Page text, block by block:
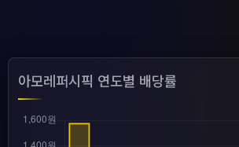
아모레퍼시픽 연도별 배당률